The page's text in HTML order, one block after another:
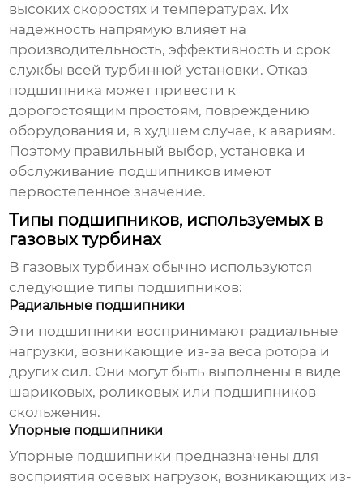
высоких скоростях и температурах. Их
надежность напрямую влияет на
производительность, эффективность и срок
службы всей турбинной установки. Отказ
подшипника может привести к
дорогостоящим простоям, повреждению
оборудования и, в худшем случае, к авариям.
Поэтому правильный выбор, установка и
обслуживание подшипников имеют
первостепенное значение.
Типы подшипников, используемых в
газовых турбинах
В газовых турбинах обычно используются
следующие типы подшипников:
Радиальные подшипники
Эти подшипники воспринимают радиальные
нагрузки, возникающие из-за веса ротора и
других сил. Они могут быть выполнены в виде
шариковых, роликовых или подшипников
скольжения.
Упорные подшипники
Упорные подшипники предназначены для
восприятия осевых нагрузок, возникающих из-